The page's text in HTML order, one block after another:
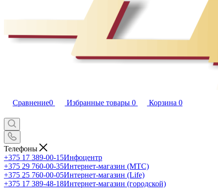
Сравнение0 Избранные товары 0 Корзина 0
Телефоны
+375 17 389-00-15Инфоцентр
+375 29 760-00-35Интернет-магазин (МТС)
+375 25 760-00-05Интернет-магазин (Life)
+375 17 389-48-18Интернет-магазин (городской)